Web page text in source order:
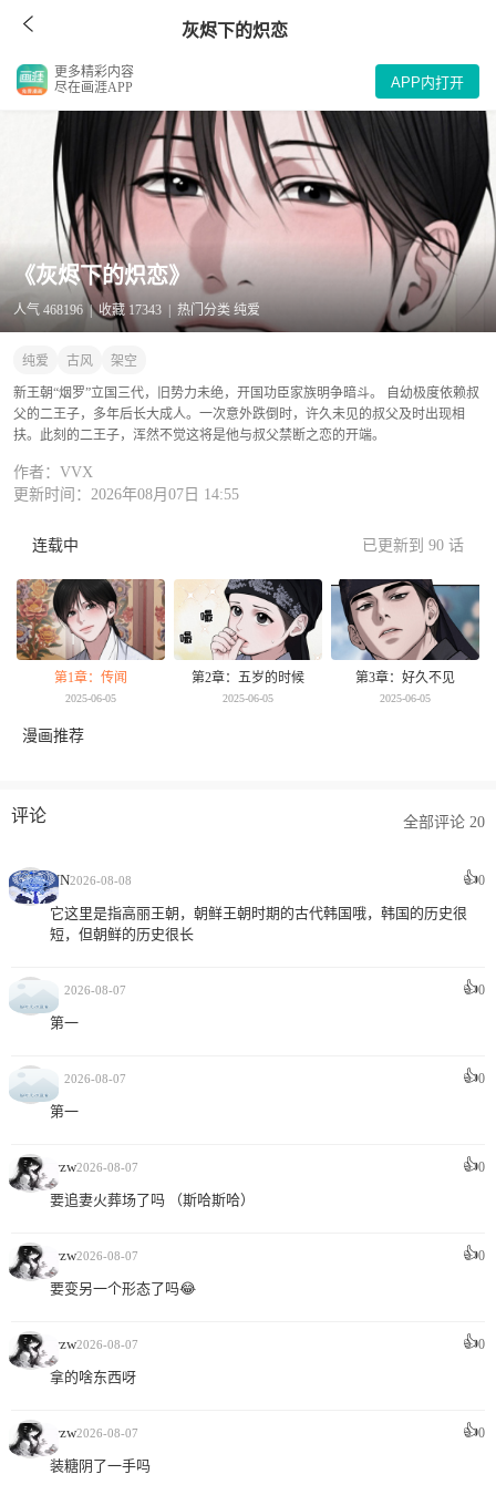
灰烬下的炽恋
更多精彩内容
尽在画涯APP
APP内打开
《灰烬下的炽恋》
人气 468196 | 收藏 17343 | 热门分类 纯爱
纯爱 古风 架空
新王朝“烟罗”立国三代，旧势力未绝，开国功臣家族明争暗斗。 自幼极度依赖叔
父的二王子，多年后长大成人。一次意外跌倒时，许久未见的叔父及时出现相
扶。此刻的二王子，浑然不觉这将是他与叔父禁断之恋的开端。
作者：VVX
更新时间：2026年08月07日 14:55
连载中 已更新到 90 话
第1章：传闻
2025-06-05
第2章：五岁的时候
2025-06-05
第3章：好久不见
2025-06-05
漫画推荐
评论 全部评论 20
UN2026-08-08 👍0
它这里是指高丽王朝，朝鲜王朝时期的古代韩国哦，韩国的历史很
短，但朝鲜的历史很长
。 2026-08-07 👍0
第一
。 2026-08-07 👍0
第一
wzw2026-08-07 👍0
要追妻火葬场了吗 （斯哈斯哈）
wzw2026-08-07 👍0
要变另一个形态了吗😂
wzw2026-08-07 👍0
拿的啥东西呀
wzw2026-08-07 👍0
装糖阴了一手吗